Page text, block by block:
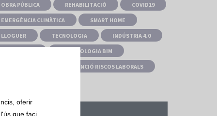
OBRA PÚBLICA REHABILITACIÓ COVID19
EMERGÈNCIA CLIMÀTICA SMART HOME
LLOGUER TECNOLOGIA INDÚSTRIA 4.0
METODOLOGIA BIM
PREVENCIÓ RISCOS LABORALS
oferir
que faci